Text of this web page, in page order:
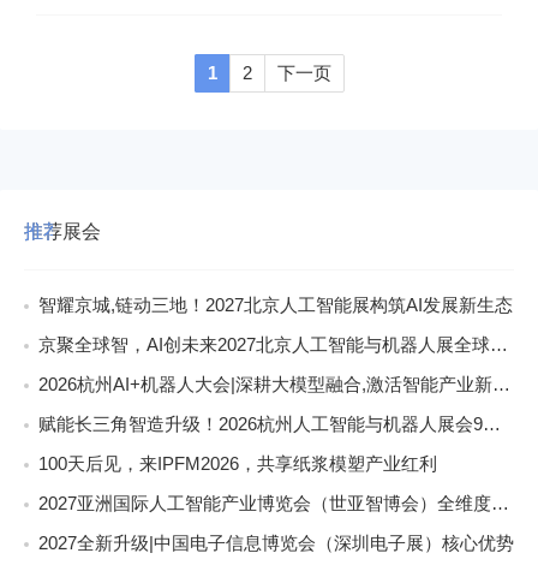
1 2 下一页
推荐展会
智耀京城,链动三地！2027北京人工智能展构筑AI发展新生态
京聚全球智，AI创未来2027北京人工智能与机器人展全球启动
2026杭州AI+机器人大会|深耕大模型融合,激活智能产业新动能
赋能长三角智造升级！2026杭州人工智能与机器人展会9月启幕
100天后见，来IPFM2026，共享纸浆模塑产业红利
2027亚洲国际人工智能产业博览会（世亚智博会）全维度介绍
2027全新升级|中国电子信息博览会（深圳电子展）核心优势